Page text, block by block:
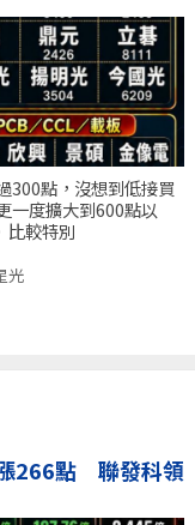
300點，沒想到低接買
一度擴大到600點以
比較特別
光
266點 聯發科領